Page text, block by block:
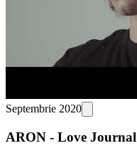
Septembrie 2020
ARON - Love Journal